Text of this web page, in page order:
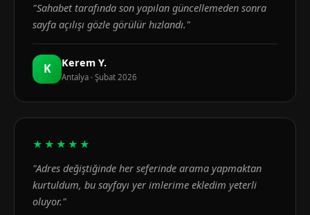
"Sahabet tarafında son yapılan güncellemeden sonra
sayfa açılışı gözle görülür hızlandı."
K Kerem Y.
Antalya · Şubat 2026
★★★★★
"Adres değiştiğinde her seferinde arama yapmaktan
kurtuldum, bu sayfayı yer imlerime ekledim yeterli
oluyor."